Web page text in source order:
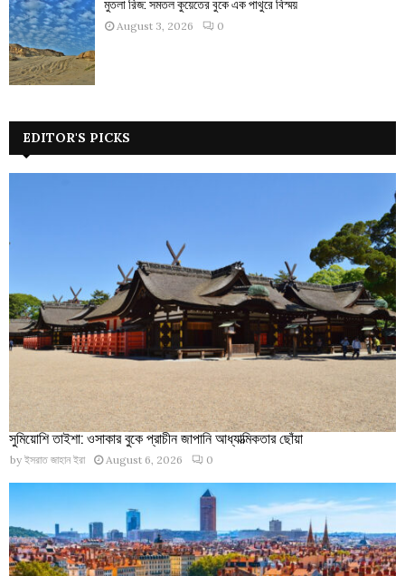
মুতলা রিজ: সমতল কুয়েতের বুকে এক পাথুরে বিস্ময়
August 3, 2026 0
EDITOR'S PICKS
সুমিয়োশি তাইশা: ওসাকার বুকে প্রাচীন জাপানি আধ্যাত্মিকতার ছোঁয়া
by ইসরাত জাহান ইরা August 6, 2026 0